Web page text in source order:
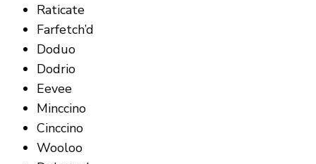
Raticate
Farfetch’d
Doduo
Dodrio
Eevee
Minccino
Cinccino
Wooloo